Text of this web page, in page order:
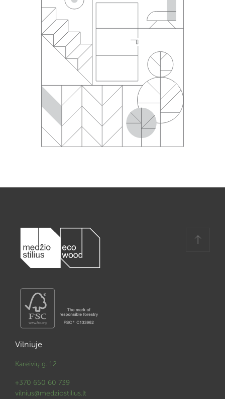
Vilniuje
Kareivių g. 12
+370 650 60 739
vilnius@medziostilius.lt